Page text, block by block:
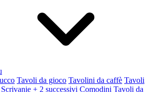
Tavoli da gioco Tavolini da caffè Tavoli
Scrivanie + 2 successivi Comodini Tavoli da